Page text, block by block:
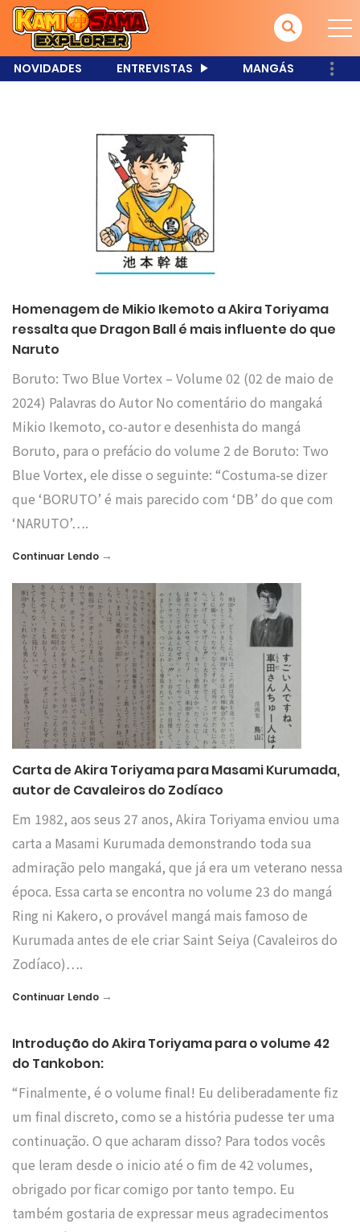
NOVIDADES ENTREVISTAS MANGÁS
Homenagem de Mikio Ikemoto a Akira Toriyama
ressalta que Dragon Ball é mais influente do que
Naruto
Boruto: Two Blue Vortex – Volume 02 (02 de maio de
2024) Palavras do Autor No comentário do mangaká
Mikio Ikemoto, co-autor e desenhista do mangá
Boruto, para o prefácio do volume 2 de Boruto: Two
Blue Vortex, ele disse o seguinte: “Costuma-se dizer
que ‘BORUTO’ é mais parecido com ‘DB’ do que com
‘NARUTO’….
Continuar Lendo →
Carta de Akira Toriyama para Masami Kurumada,
autor de Cavaleiros do Zodíaco
Em 1982, aos seus 27 anos, Akira Toriyama enviou uma
carta a Masami Kurumada demonstrando toda sua
admiração pelo mangaká, que já era um veterano nessa
época. Essa carta se encontra no volume 23 do mangá
Ring ni Kakero, o provável mangá mais famoso de
Kurumada antes de ele criar Saint Seiya (Cavaleiros do
Zodíaco)….
Continuar Lendo →
Introdução do Akira Toriyama para o volume 42
do Tankobon:
“Finalmente, é o volume final! Eu deliberadamente fiz
um final discreto, como se a história pudesse ter uma
continuação. O que acharam disso? Para todos vocês
que leram desde o inicio até o fim de 42 volumes,
obrigado por ficar comigo por tanto tempo. Eu
também gostaria de expressar meus agradecimentos